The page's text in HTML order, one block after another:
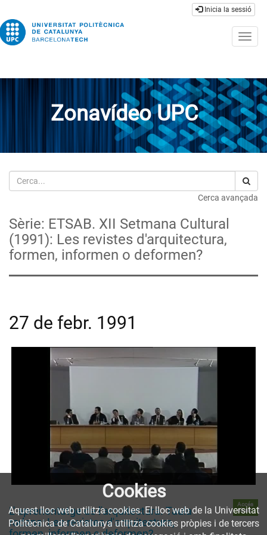
Inicia la sessió
Zonavídeo UPC
Cerca
Cerca avançada
Sèrie: ETSAB. XII Setmana Cultural
(1991): Les revistes d'arquitectura,
formen, informen o deformen?
27 de febr. 1991
L' aprenentatge de l'arquitectura. Taula
rodona: Les revistes d'arquitectura,
Accés
obert
Cookies
Aquest lloc web utilitza cookies. El lloc web de la Universitat
Politècnica de Catalunya utilitza cookies pròpies i de tercers